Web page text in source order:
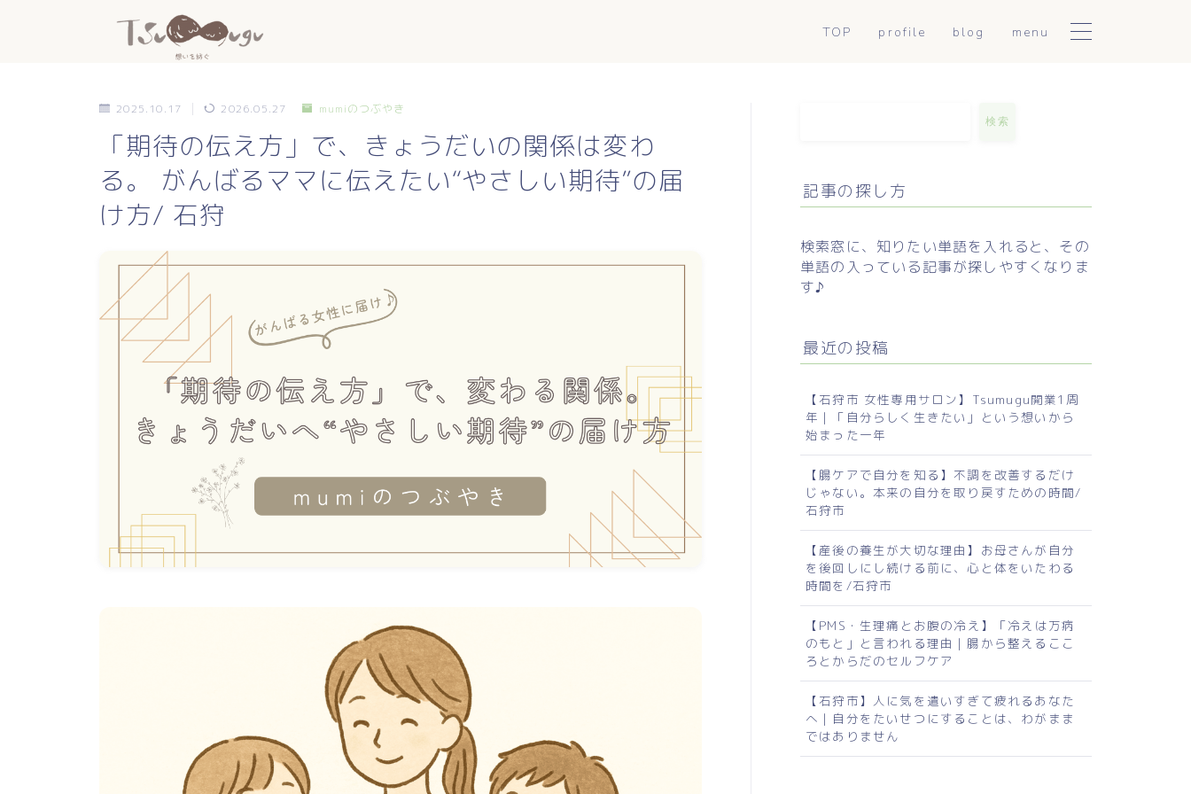
TOP profile blog
mumiのつぶやき
menu
こころとからだ整えセッシ
TOP
お手軽薬膳
セルフケア解説
陰陽アロマトリートメント
こころとからだ整えセッション
2025.10.17 2026.05.27 mumiのつぶやき
「期待の伝え方」で、きょうだいの関係は変わ
る。 がんばるママに伝えたい“やさしい期待”の届
け方/ 石狩
検索
記事の探し方
検索窓に、知りたい単語を入れると、その
単語の入っている記事が探しやすくなりま
す♪
最近の投稿
【石狩市 女性専用サロン】Tsumugu開業1周
年｜「自分らしく生きたい」という想いから
始まった一年
【腸ケアで自分を知る】不調を改善するだけ
じゃない。本来の自分を取り戻すための時間/
石狩市
【産後の養生が大切な理由】お母さんが自分
を後回しにし続ける前に、心と体をいたわる
時間を/石狩市
【PMS・生理痛とお腹の冷え】「冷えは万病
のもと」と言われる理由｜腸から整えるここ
ろとからだのセルフケア
【石狩市】人に気を遣いすぎて疲れるあなた
へ｜自分をたいせつにすることは、わがまま
ではありません